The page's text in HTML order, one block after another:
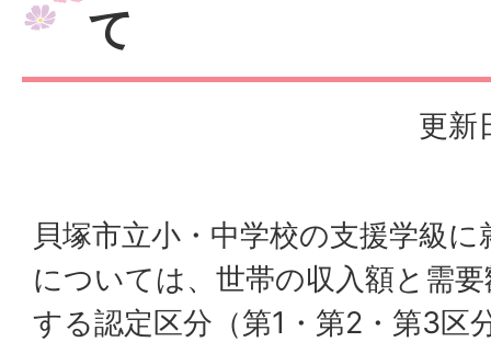
て
更新
貝塚市立小・中学校の支援学級
については、世帯の収入額と需
する認定区分（第1・第2・第3区